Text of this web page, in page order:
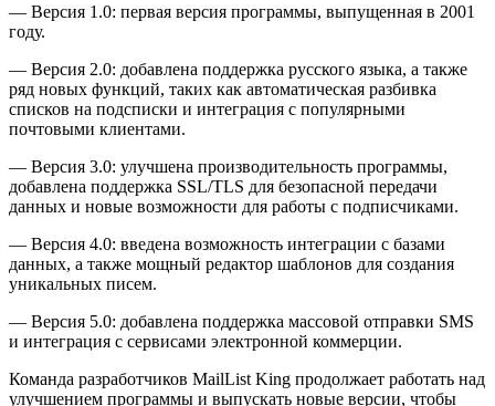
— Версия 1.0: первая версия программы, выпущенная в 2001
году.
— Версия 2.0: добавлена поддержка русского языка, а также
ряд новых функций, таких как автоматическая разбивка
списков на подсписки и интеграция с популярными
почтовыми клиентами.
— Версия 3.0: улучшена производительность программы,
добавлена поддержка SSL/TLS для безопасной передачи
данных и новые возможности для работы с подписчиками.
— Версия 4.0: введена возможность интеграции с базами
данных, а также мощный редактор шаблонов для создания
уникальных писем.
— Версия 5.0: добавлена поддержка массовой отправки SMS
и интеграция с сервисами электронной коммерции.
Команда разработчиков MailList King продолжает работать над
улучшением программы и выпускать новые версии, чтобы